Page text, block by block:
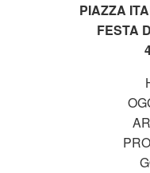
PIAZZA
FESTA